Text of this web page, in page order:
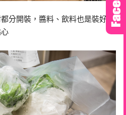
分開裝，醬料、飲料也是裝好